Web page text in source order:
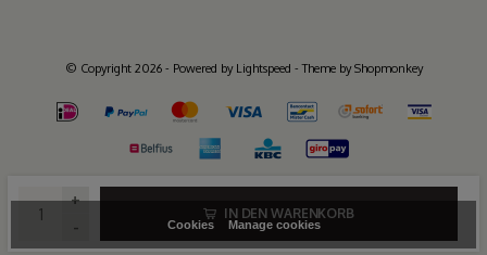
+
-
IN DEN WARENKORB
© Copyright 2026 - Powered by Lightspeed - Theme byShopmonkey
Cookies Manage cookies